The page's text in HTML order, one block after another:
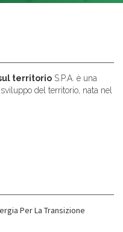
territorio S.P.A. è una
del territorio, nata nel
Per La Transizione